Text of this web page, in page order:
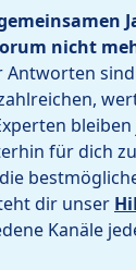
nicht
Antworten
für dich
dir unser
Kanäle